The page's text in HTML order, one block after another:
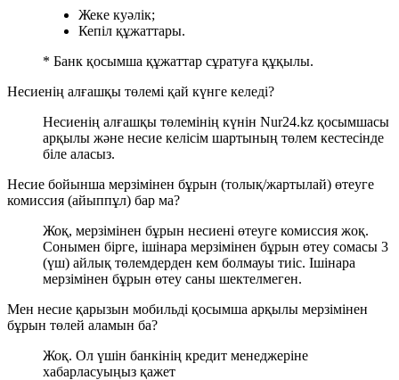
Жеке куәлік;
Кепіл құжаттары.
* Банк қосымша құжаттар сұратуға құқылы.
Несиенің алғашқы төлемі қай күнге келеді?
Несиенің алғашқы төлемінің күнін Nur24.kz қосымшасы
арқылы және несие келісім шартының төлем кестесінде
біле аласыз.
Несие бойынша мерзімінен бұрын (толық/жартылай) өтеуге
комиссия (айыппұл) бар ма?
Жоқ, мерзімінен бұрын несиені өтеуге комиссия жоқ.
Сонымен бірге, ішінара мерзімінен бұрын өтеу сомасы 3
(үш) айлық төлемдерден кем болмауы тиіс. Ішінара
мерзімінен бұрын өтеу саны шектелмеген.
Мен несие қарызын мобильді қосымша арқылы мерзімінен
бұрын төлей аламын ба?
Жоқ. Ол үшін банкінің кредит менеджеріне
хабарласуыңыз қажет